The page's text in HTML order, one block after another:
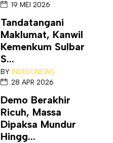
19 MEI 2026
Tandatangani
Maklumat, Kanwil
Kemenkum Sulbar
S...
BY INDIGONEWS
28 APR 2026
Demo Berakhir
Ricuh, Massa
Dipaksa Mundur
Hingg...